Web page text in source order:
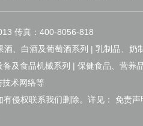
（朝阳
传真：400-8056-818
、白酒及葡萄酒系列 | 乳制品、奶
及食品机械系列 | 保健食品、营养
技术网络等
侵权联系我们删除。详见： 免责声